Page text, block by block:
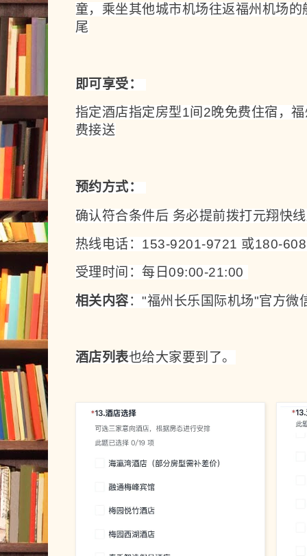
童，乘坐其他城市机场往返福州机场
尾
即可享受：
指定酒店指定房型1间2晚免费住宿，
费接送
预约方式：
确认符合条件后 务必提前拨打元翔快
热线电话：153-9201-9721 或180-
受理时间：每日09:00-21:00
相关内容："福州长乐国际机场"官方微
酒店列表也给大家要到了。